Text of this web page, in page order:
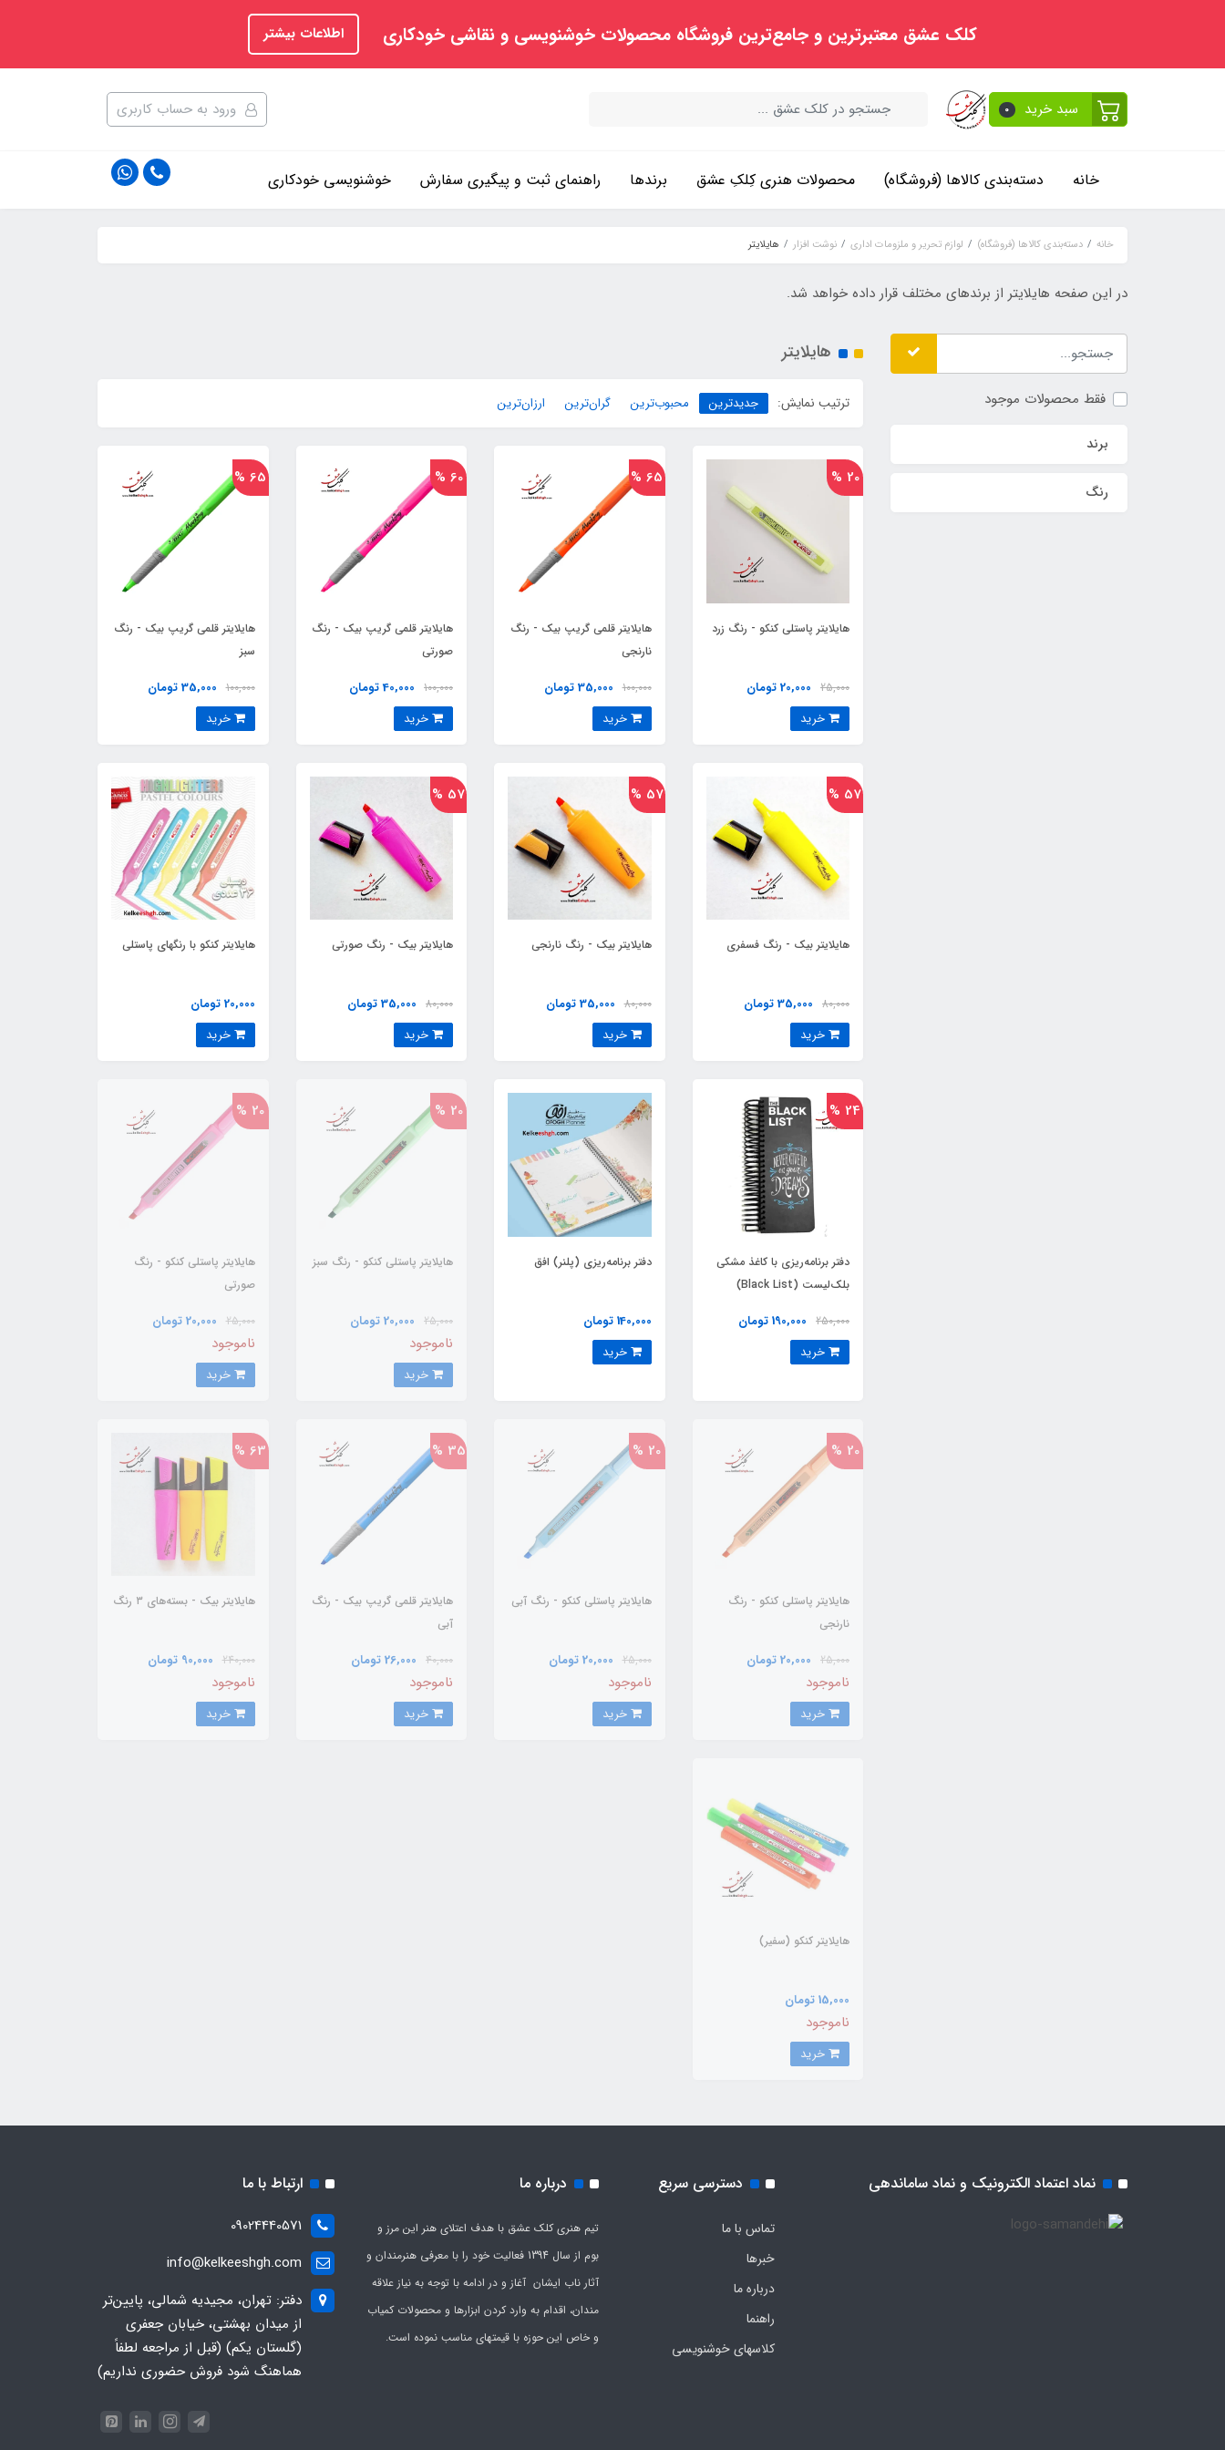
کلک عشق معتبرترین و جامع‌ترین فروشگاه محصولات خوشنویسی و نقاشی خودکاری اطلاعات بیشتر
سبد خرید 0 ورود به حساب کاربری
خانه دسته‌بندی کالاها (فروشگاه) محصولات هنری کِلکِ عشق برندها راهنمای ثبت و پیگیری سفارش خوشنویسی خودکاری
خانه دسته‌بندی کالاها (فروشگاه) لوازم تحریر و ملزومات اداری نوشت افزار هایلایتر
در این صفحه هایلایتر از برندهای مختلف قرار داده خواهد شد.
فقط محصولات موجود
برند
رنگ
هایلایتر
ترتیب نمایش: جدیدترین محبوب‌ترین گران‌ترین ارزان‌ترین
20 %
هایلایتر پاستلی کنکو - رنگ زرد
25,000 20,000 تومان
65 %
هایلایتر قلمی گریپ بیک - رنگ
نارنجی
100,000 35,000 تومان
خرید
60 %
هایلایتر قلمی گریپ بیک - رنگ
صورتی
100,000 40,000 تومان
65 %
هایلایتر قلمی گریپ بیک - رنگ
سبز
100,000 35,000 تومان
خرید
57 %
هایلایتر بیک - رنگ فسفری
80,000 35,000 تومان
57 %
هایلایتر بیک - رنگ نارنجی
80,000 35,000 تومان
خرید
57 %
هایلایتر بیک - رنگ صورتی
80,000 35,000 تومان
هایلایتر کنکو با رنگهای پاستلی
20,000 تومان
خرید
24 %
دفتر برنامه‌ریزی با کاغذ مشکی
بلک‌لیست (Black List)
250,000 190,000 تومان
دفتر برنامه‌ریزی (پلنر) افق
140,000 تومان
خرید
20 %
هایلایتر پاستلی کنکو - رنگ سبز
25,000 20,000 تومان
ناموجود
20 %
هایلایتر پاستلی کنکو - رنگ
صورتی
25,000 20,000 تومان
ناموجود
خرید
20 %
هایلایتر پاستلی کنکو - رنگ
نارنجی
25,000 20,000 تومان
ناموجود
20 %
هایلایتر پاستلی کنکو - رنگ آبی
25,000 20,000 تومان
ناموجود
خرید
35 %
هایلایتر قلمی گریپ بیک - رنگ
آبی
40,000 26,000 تومان
ناموجود
63 %
هایلایتر بیک - بسته‌های ۳ رنگ
240,000 90,000 تومان
ناموجود
خرید
هایلایتر کنکو (سفیر)
15,000 تومان
ناموجود
نماد اعتماد الکترونیک و نماد ساماندهی دسترسی سریع
تماس با ما
خبرها
درباره ما
راهنما
کلاسهای خوشنویسی
درباره ما
تیم هنری کلک عشق با هدف اعتلای هنر این مرز و
بوم از سال 1394 فعالیت خود را با معرفی هنرمندان و
آثار ناب ایشان آغاز و در ادامه با توجه به نیاز علاقه
مندان، اقدام به وارد کردن ابزارها و محصولات کمیاب
و خاص این حوزه با قیمتهای مناسب نموده است.
ارتباط با ما
09024440571
info@kelkeeshgh.com
دفتر: تهران، مجیدیه شمالی، پایین‌تر
از میدان بهشتی، خیابان جعفری
(گلستان یکم) (قبل از مراجعه لطفاً
هماهنگ شود فروش حضوری نداریم)